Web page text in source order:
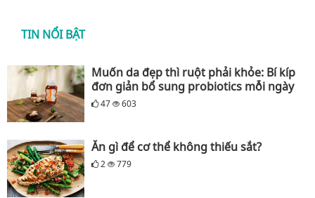
TIN NỔI BẬT
Muốn da đẹp thì ruột phải khỏe: Bí kíp
đơn giản bổ sung probiotics mỗi ngày
47 603
Ăn gì để cơ thể không thiếu sắt?
2 779